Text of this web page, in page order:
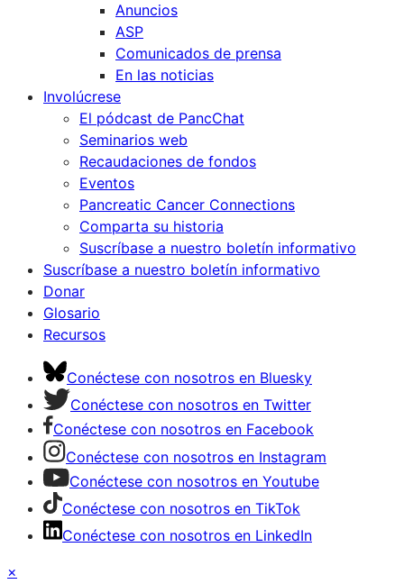
Anuncios
ASP
Comunicados de prensa
En las noticias
Involúcrese
El pódcast de PancChat
Seminarios web
Recaudaciones de fondos
Eventos
Pancreatic Cancer Connections
Comparta su historia
Suscríbase a nuestro boletín informativo
Suscríbase a nuestro boletín informativo
Donar
Glosario
Recursos
Conéctese con nosotros en Bluesky
Conéctese con nosotros en Twitter
Conéctese con nosotros en Facebook
Conéctese con nosotros en Instagram
Conéctese con nosotros en Youtube
Conéctese con nosotros en TikTok
Conéctese con nosotros en LinkedIn
×